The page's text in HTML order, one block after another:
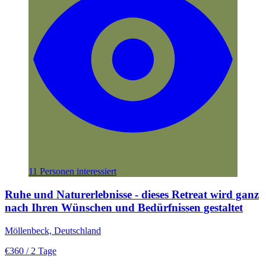
11 Personen interessiert
Ruhe und Naturerlebnisse - dieses Retreat wird ganz
nach Ihren Wünschen und Bedürfnissen gestaltet
Möllenbeck, Deutschland
€360 / 2 Tage